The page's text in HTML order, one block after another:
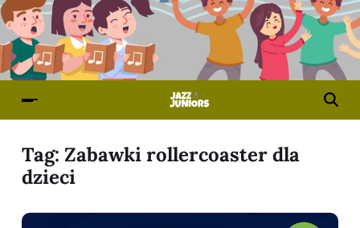
Tag: Zabawki rollercoaster dla
dzieci